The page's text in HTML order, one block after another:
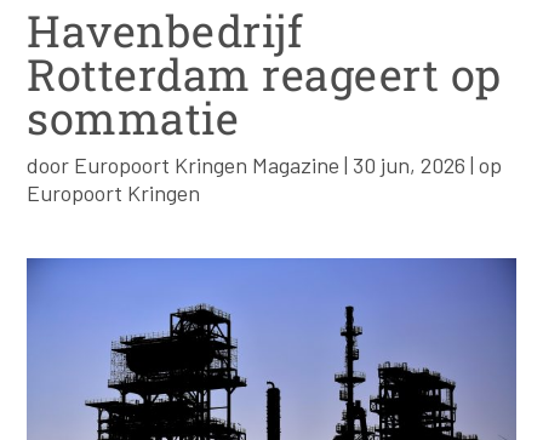
Havenbedrijf
Rotterdam reageert op
sommatie
door Europoort Kringen Magazine | 30 jun, 2026 |op
Europoort Kringen